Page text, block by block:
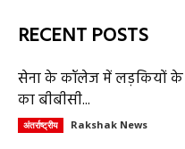
RECENT POSTS
सेना के कॉलेज में लड़कियों
का बीबीसी...
अंतर्राष्ट्रीय Rakshak News